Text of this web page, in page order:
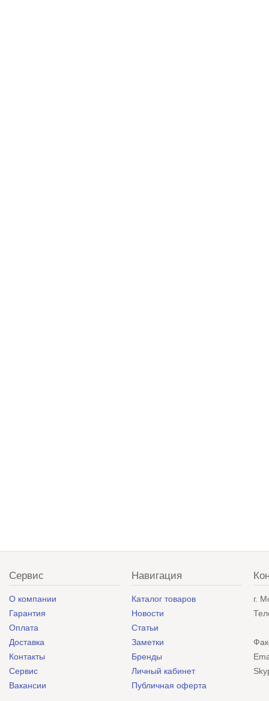
Сервис
О компании
Гарантия
Оплата
Доставка
Контакты
Сервис
Вакансии
Навигация
Каталог товаров
Новости
Статьи
Заметки
Бренды
Личный кабинет
Публичная оферта
г.